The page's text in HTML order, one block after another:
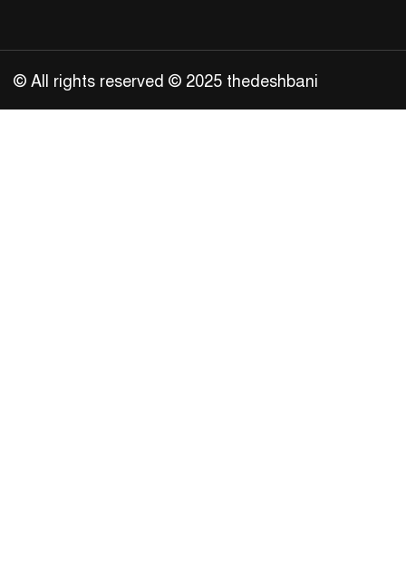
© All rights reserved © 2025 thedeshbani